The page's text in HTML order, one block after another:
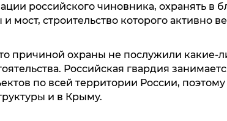
российского чиновника, охранять в
мост, строительство которого активно
причиной охраны не послужили какие-
Российская гвардия
по всей территории России,
и в Крыму.